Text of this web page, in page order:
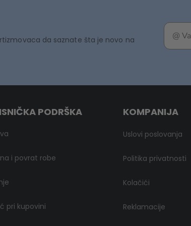
da saznate šta je novo na
PODRŠKA
i povrat robe
pri kupovini
KOMPANIJA
Uslovi poslovanja
Politika privatnosti
Kolačići
Reklamacije